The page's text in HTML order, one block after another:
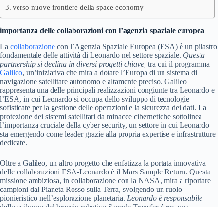
verso nuove frontiere della space economy
importanza delle collaborazioni con l’agenzia spaziale europea
La collaborazione con l’Agenzia Spaziale Europea (ESA) è un pilastro
fondamentale delle attività di Leonardo nel settore spaziale. Questa
partnership si declina in diversi progetti chiave, tra cui il programma
Galileo, un’iniziativa che mira a dotare l’Europa di un sistema di
navigazione satellitare autonomo e altamente preciso. Galileo
rappresenta una delle principali realizzazioni congiunte tra Leonardo e
l’ESA, in cui Leonardo si occupa dello sviluppo di tecnologie
sofisticate per la gestione delle operazioni e la sicurezza dei dati. La
protezione dei sistemi satellitari da minacce cibernetiche sottolinea
l’importanza cruciale della cyber security, un settore in cui Leonardo
sta emergendo come leader grazie alla propria expertise e infrastrutture
dedicate.
Oltre a Galileo, un altro progetto che enfatizza la portata innovativa
delle collaborazioni ESA-Leonardo è il Mars Sample Return. Questa
missione ambiziosa, in collaborazione con la NASA, mira a riportare
campioni dal Pianeta Rosso sulla Terra, svolgendo un ruolo
pionieristico nell’esplorazione planetaria. Leonardo è responsabile